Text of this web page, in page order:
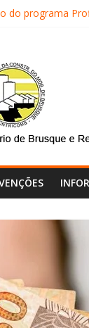
do programa
para a
avaliação dos